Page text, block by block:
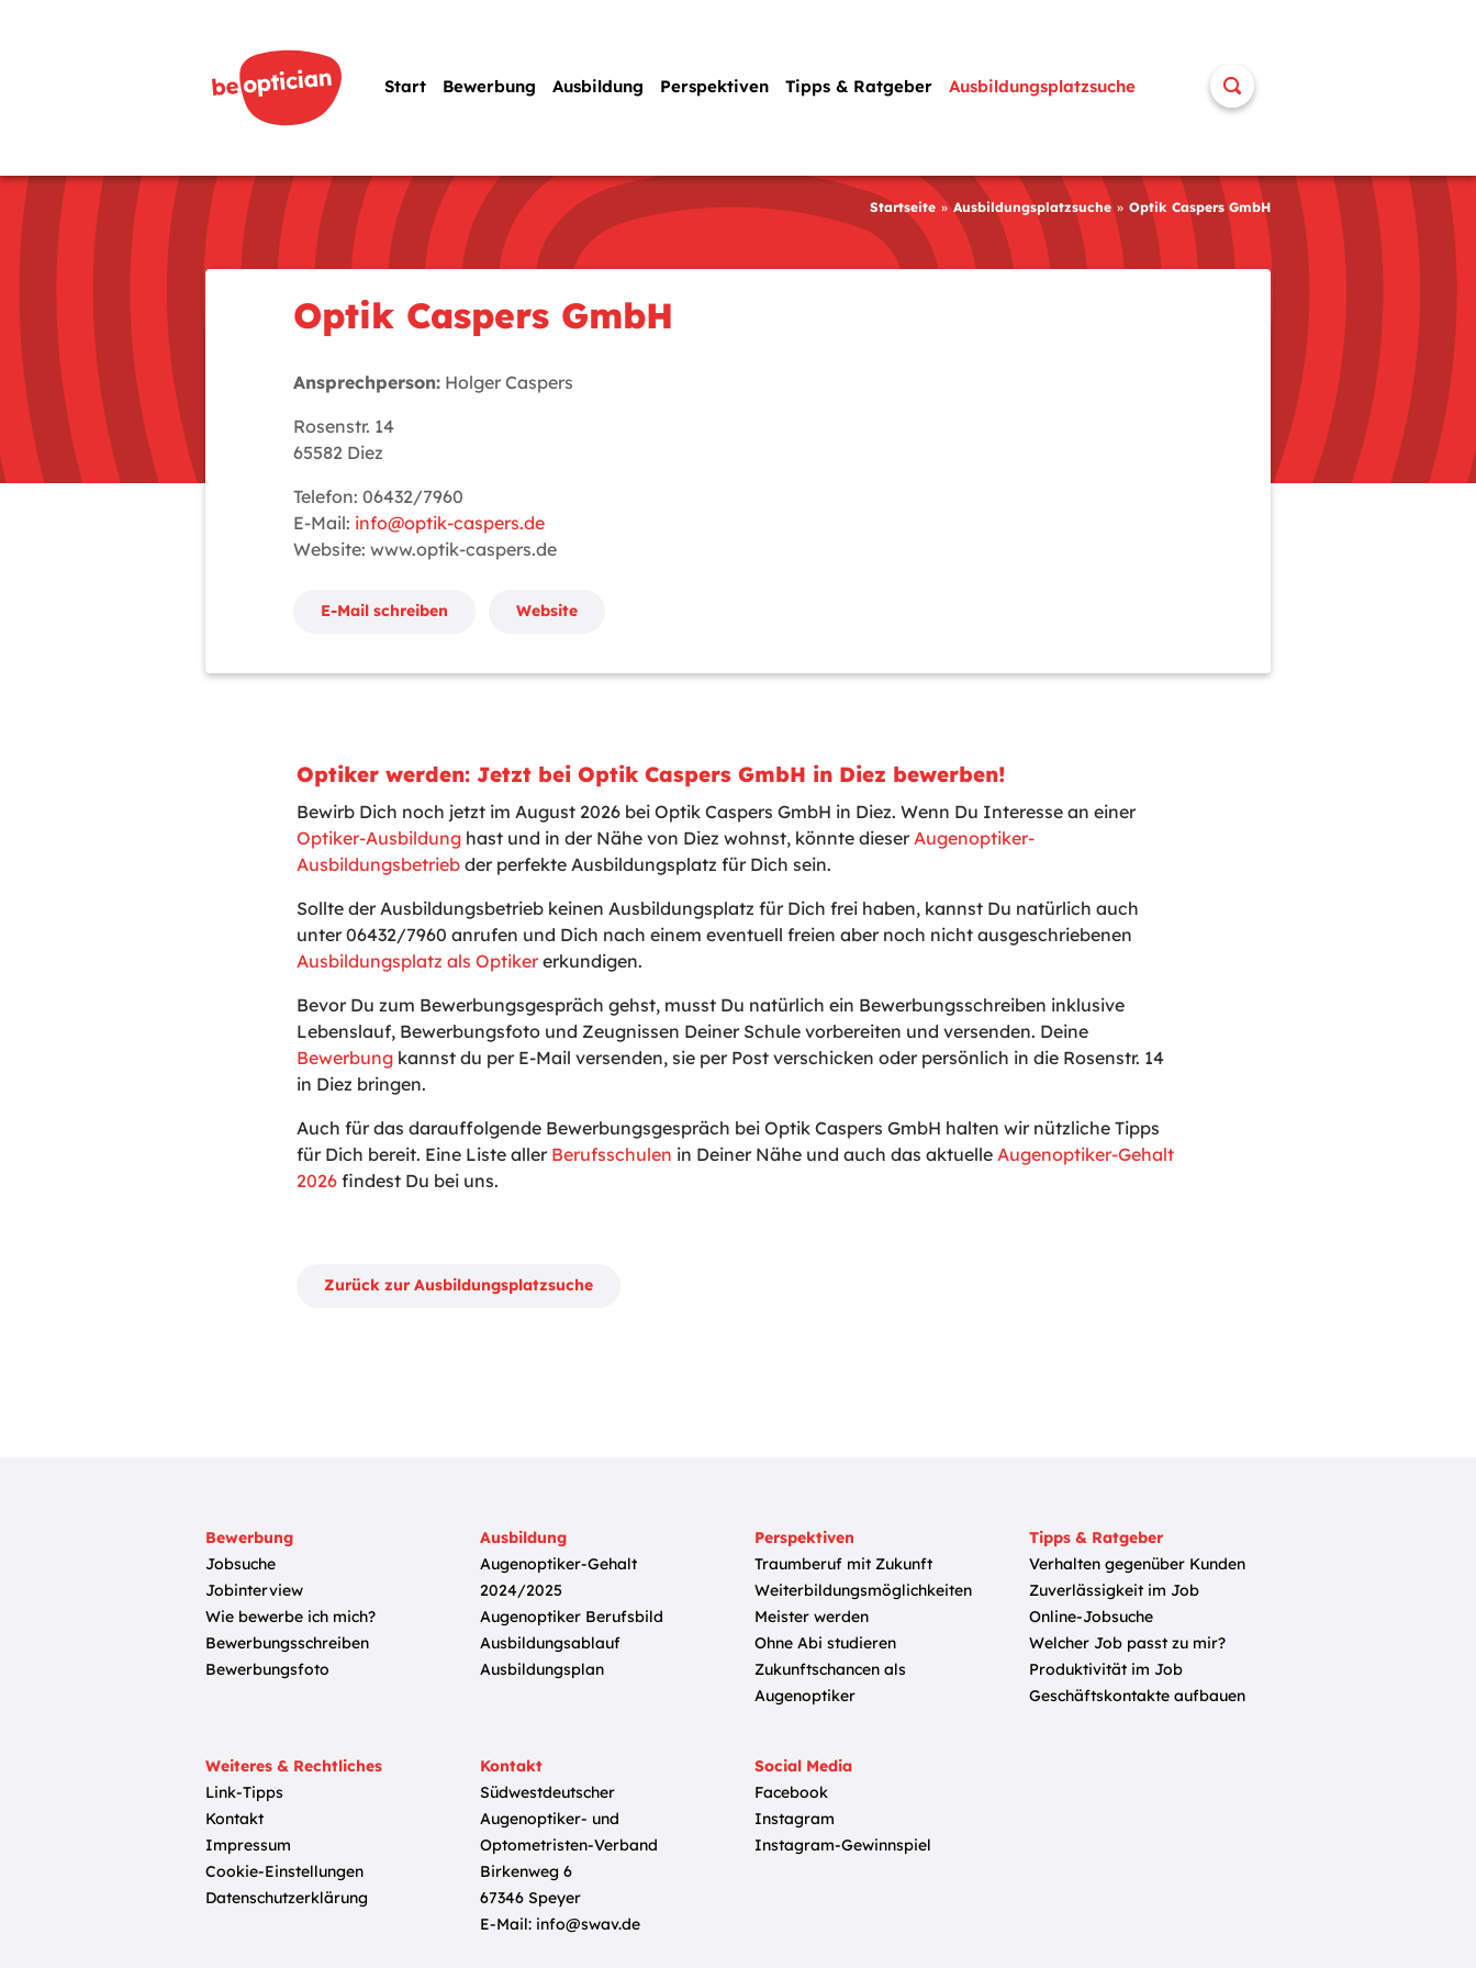
Start Bewerbung Ausbildung Perspektiven Tipps & Ratgeber Ausbildungsplatzsuche
Startseite Ausbildungsplatzsuche Optik Caspers GmbH
Optik Caspers GmbH
Ansprechperson: Holger Caspers
Rosenstr. 14
65582 Diez
Telefon: 06432/7960
E-Mail: info@optik-caspers.de
Website: www.optik-caspers.de
E-Mail schreiben Website
Optiker werden: Jetzt bei Optik Caspers GmbH in Diez bewerben!
Bewirb Dich noch jetzt im August 2026 bei Optik Caspers GmbH in Diez. Wenn Du Interesse an einer
Optiker-Ausbildung hast und in der Nähe von Diez wohnst, könnte dieserAugenoptiker-
Ausbildungsbetrieb der perfekte Ausbildungsplatz für Dich sein.
Sollte der Ausbildungsbetrieb keinen Ausbildungsplatz für Dich frei haben, kannst Du natürlich auch
unter 06432/7960 anrufen und Dich nach einem eventuell freien aber noch nicht ausgeschriebenen
Ausbildungsplatz als Optiker erkundigen.
Bevor Du zum Bewerbungsgespräch gehst, musst Du natürlich ein Bewerbungsschreiben inklusive
Lebenslauf, Bewerbungsfoto und Zeugnissen Deiner Schule vorbereiten und versenden. Deine
Bewerbung kannst du per E-Mail versenden, sie per Post verschicken oder persönlich in die Rosenstr. 14
in Diez bringen.
Auch für das darauffolgende Bewerbungsgespräch bei Optik Caspers GmbH halten wir nützliche Tipps
für Dich bereit. Eine Liste aller Berufsschulen in Deiner Nähe und auch das aktuelleAugenoptiker-Gehalt
2026 findest Du bei uns.
Zurück zur Ausbildungsplatzsuche
Bewerbung
Jobsuche
Jobinterview
Wie bewerbe ich mich?
Bewerbungsschreiben
Bewerbungsfoto
Ausbildung
Augenoptiker-Gehalt
2024/2025
Augenoptiker Berufsbild
Ausbildungsablauf
Ausbildungsplan
Perspektiven
Traumberuf mit Zukunft
Weiterbildungsmöglichkeiten
Meister werden
Ohne Abi studieren
Zukunftschancen als
Augenoptiker
Tipps & Ratgeber
Verhalten gegenüber Kunden
Zuverlässigkeit im Job
Online-Jobsuche
Welcher Job passt zu mir?
Produktivität im Job
Geschäftskontakte aufbauen
Weiteres & Rechtliches
Link-Tipps
Kontakt
Impressum
Cookie-Einstellungen
Datenschutzerklärung
Kontakt
Südwestdeutscher
Augenoptiker- und
Optometristen-Verband
Birkenweg 6
67346 Speyer
E-Mail: info@swav.de
Social Media
Facebook
Instagram
Instagram-Gewinnspiel